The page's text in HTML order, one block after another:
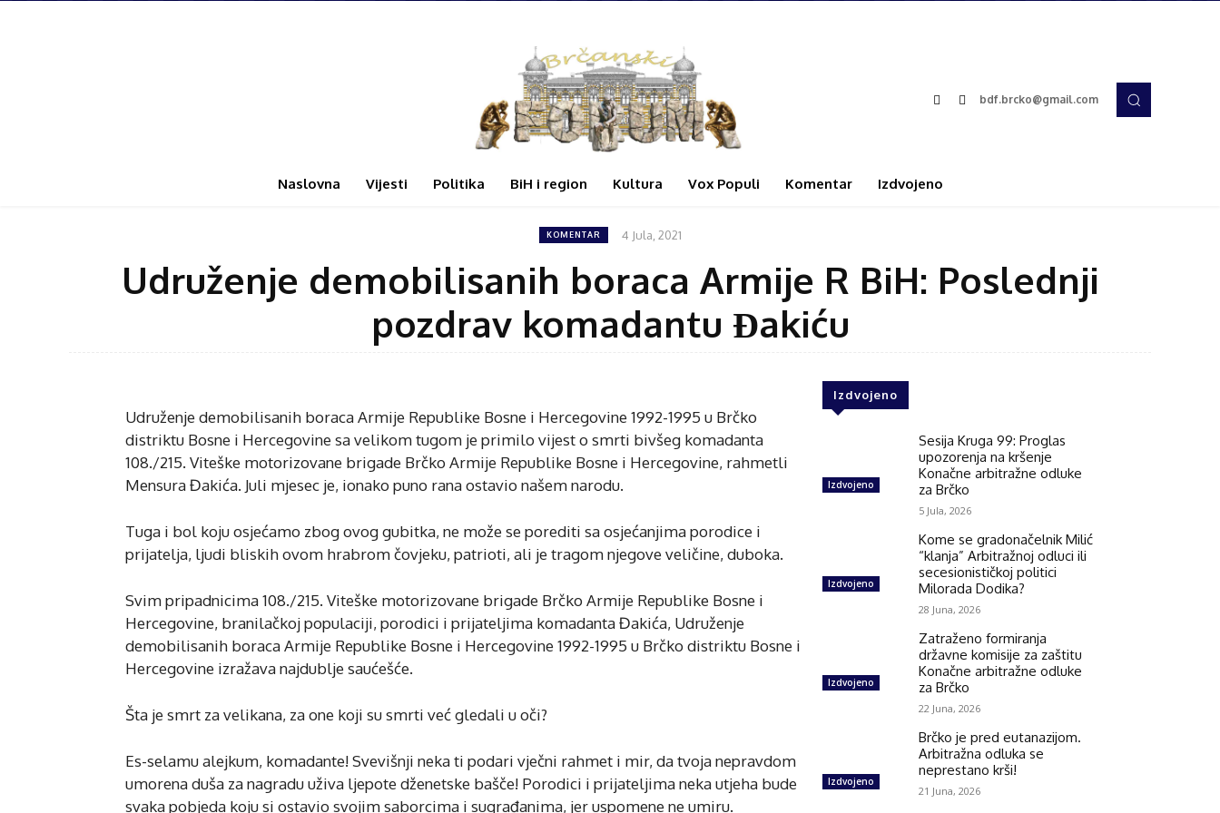
bdf.brcko@gmail.com
Naslovna Vijesti Politika BiH i region Kultura Vox Populi Komentar Izdvojeno
KOMENTAR 4 Jula, 2021
Udruženje demobilisanih boraca Armije R BiH: Poslednji
pozdrav komadantu Đakiću
Udruženje demobilisanih boraca Armije Republike Bosne i Hercegovine 1992-1995 u Brčko
distriktu Bosne i Hercegovine sa velikom tugom je primilo vijest o smrti bivšeg komadanta
108./215. Viteške motorizovane brigade Brčko Armije Republike Bosne i Hercegovine, rahmetli
Mensura Đakića. Juli mjesec je, ionako puno rana ostavio našem narodu.
Tuga i bol koju osjećamo zbog ovog gubitka, ne može se porediti sa osjećanjima porodice i
prijatelja, ljudi bliskih ovom hrabrom čovjeku, patrioti, ali je tragom njegove veličine, duboka.
Svim pripadnicima 108./215. Viteške motorizovane brigade Brčko Armije Republike Bosne i
Hercegovine, branilačkoj populaciji, porodici i prijateljima komadanta Đakića, Udruženje
demobilisanih boraca Armije Republike Bosne i Hercegovine 1992-1995 u Brčko distriktu Bosne i
Hercegovine izražava najdublje saućešće.
Šta je smrt za velikana, za one koji su smrti već gledali u oči?
Es-selamu alejkum, komadante! Svevišnji neka ti podari vječni rahmet i mir, da tvoja nepravdom
umorena duša za nagradu uživa ljepote dženetske bašče! Porodici i prijateljima neka utjeha bude
svaka pobjeda koju si ostavio svojim saborcima i sugrađanima, jer uspomene ne umiru.
Izdvojeno
Izdvojeno
Sesija Kruga 99: Proglas
upozorenja na kršenje
Konačne arbitražne odluke
za Brčko
5 Jula, 2026
Izdvojeno
Kome se gradonačelnik Milić
“klanja” Arbitražnoj odluci ili
secesionističkoj politici
Milorada Dodika?
28 Juna, 2026
Izdvojeno
Zatraženo formiranja
državne komisije za zaštitu
Konačne arbitražne odluke
za Brčko
22 Juna, 2026
Izdvojeno
Brčko je pred eutanazijom.
Arbitražna odluka se
neprestano krši!
21 Juna, 2026